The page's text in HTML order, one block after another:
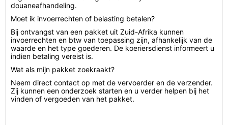
douaneafhandeling.
Moet ik invoerrechten of belasting betalen?
Bij ontvangst van een pakket uit Zuid-Afrika kunnen
invoerrechten en btw van toepassing zijn, afhankelijk van de
waarde en het type goederen. De koeriersdienst informeert u
indien betaling vereist is.
Wat als mijn pakket zoekraakt?
Neem direct contact op met de vervoerder en de verzender.
Zij kunnen een onderzoek starten en u verder helpen bij het
vinden of vergoeden van het pakket.